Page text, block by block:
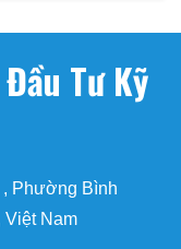
Tư Kỹ
, Phường Bình
Việt Nam